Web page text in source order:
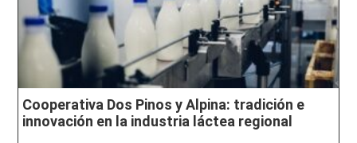
Cooperativa Dos Pinos y Alpina: tradición e
innovación en la industria láctea regional